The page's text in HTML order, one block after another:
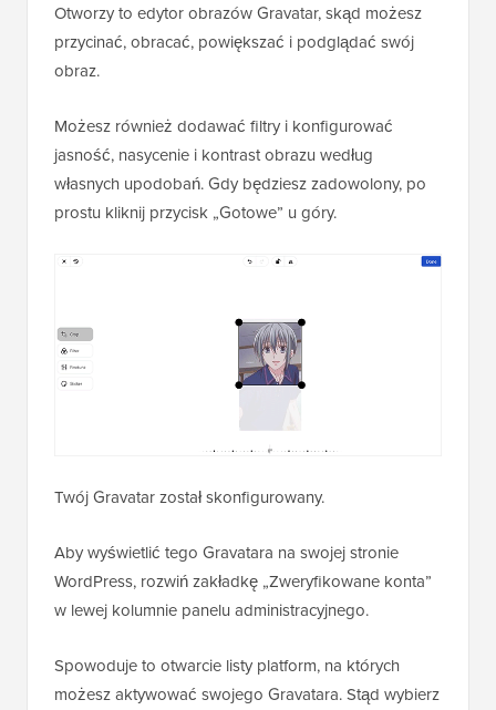
Otworzy to edytor obrazów Gravatar, skąd możesz
przycinać, obracać, powiększać i podglądać swój
obraz.
Możesz również dodawać filtry i konfigurować
jasność, nasycenie i kontrast obrazu według
własnych upodobań. Gdy będziesz zadowolony, po
prostu kliknij przycisk „Gotowe” u góry.
Twój Gravatar został skonfigurowany.
Aby wyświetlić tego Gravatara na swojej stronie
WordPress, rozwiń zakładkę „Zweryfikowane konta”
w lewej kolumnie panelu administracyjnego.
Spowoduje to otwarcie listy platform, na których
możesz aktywować swojego Gravatara. Stąd wybierz